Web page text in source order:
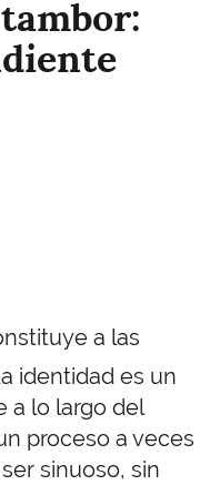
a las
identidad es un
a lo largo del
proceso a veces
sinuoso, sin